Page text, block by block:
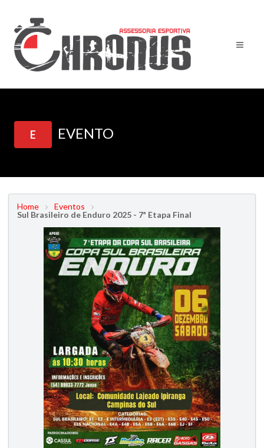
E EVENTO
Home
Eventos
Sul Brasileiro de Enduro 2025 - 7ª Etapa Final